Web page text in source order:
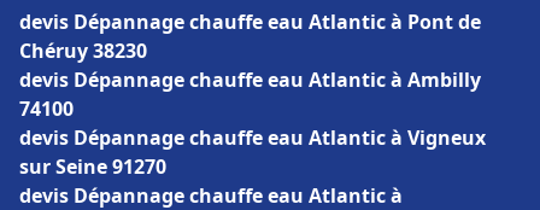
devis Dépannage chauffe eau Atlantic à Pont de
Chéruy 38230
devis Dépannage chauffe eau Atlantic à Ambilly
74100
devis Dépannage chauffe eau Atlantic à Vigneux
sur Seine 91270
devis Dépannage chauffe eau Atlantic à